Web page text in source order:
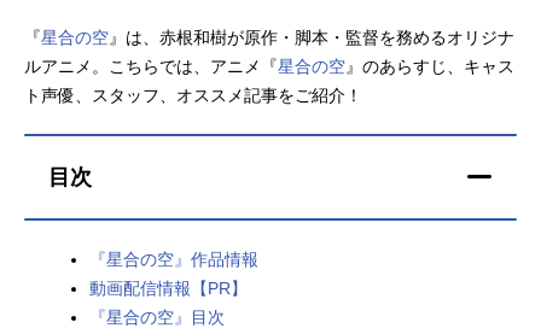
アニメ記事一覧 声優記事一覧
アニメ映画一覧 実写化映画一覧
今期アニメ曜日別一覧
春アニメ
男性声優/女性声優一覧
『星合の空』は、赤根和樹が原作・脚本・監督を務めるオリジナ
ルアニメ。こちらでは、アニメ『星合の空』のあらすじ、キャス
ト声優、スタッフ、オススメ記事をご紹介！
目次
『星合の空』作品情報
動画配信情報【PR】
『星合の空』目次